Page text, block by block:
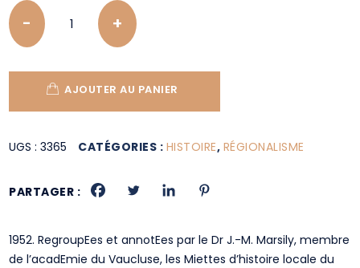
Quantity
AJOUTER AU PANIER
UGS :3365 CATÉGORIES : HISTOIRE, RÉGIONALISME
PARTAGER :
1952. RegroupEes et annotEes par le Dr J.-M. Marsily, membre
de l’acadEmie du Vaucluse, les Miettes d’histoire locale du